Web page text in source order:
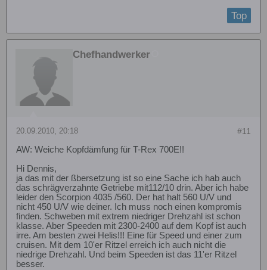
Top
Chefhandwerker
#11
20.09.2010, 20:18
AW: Weiche Kopfdämfung für T-Rex 700E!!
Hi Dennis,
ja das mit der ßbersetzung ist so eine Sache ich hab auch
das schrägverzahnte Getriebe mit112/10 drin. Aber ich habe
leider den Scorpion 4035 /560. Der hat halt 560 U/V und
nicht 450 U/V wie deiner. Ich muss noch einen kompromis
finden. Schweben mit extrem niedriger Drehzahl ist schon
klasse. Aber Speeden mit 2300-2400 auf dem Kopf ist auch
irre. Am besten zwei Helis!!! Eine für Speed und einer zum
cruisen. Mit dem 10'er Ritzel erreich ich auch nicht die
niedrige Drehzahl. Und beim Speeden ist das 11'er Ritzel
besser.